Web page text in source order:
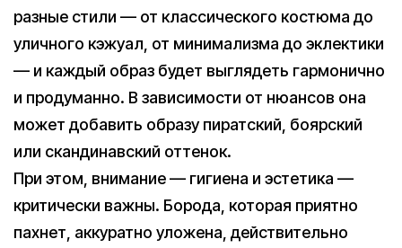
разные стили — от классического костюма до
уличного кэжуал, от минимализма до эклектики
— и каждый образ будет выглядеть гармонично
и продуманно. В зависимости от нюансов она
может добавить образу пиратский, боярский
или скандинавский оттенок.
При этом, внимание — гигиена и эстетика —
критически важны. Борода, которая приятно
пахнет, аккуратно уложена, действительно